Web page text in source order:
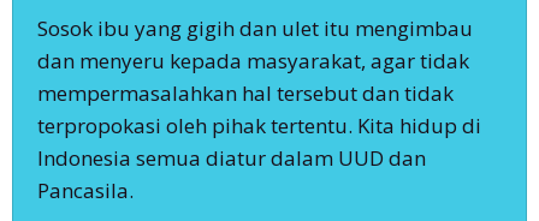
Sosok ibu yang gigih dan ulet itu mengimbau
dan menyeru kepada masyarakat, agar tidak
mempermasalahkan hal tersebut dan tidak
terpropokasi oleh pihak tertentu. Kita hidup di
Indonesia semua diatur dalam UUD dan
Pancasila.